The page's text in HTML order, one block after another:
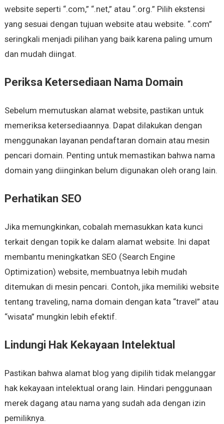
website seperti “.com,” “.net,” atau “.org.” Pilih ekstensi
yang sesuai dengan tujuan website atau website. “.com”
seringkali menjadi pilihan yang baik karena paling umum
dan mudah diingat.
Periksa Ketersediaan Nama Domain
Sebelum memutuskan alamat website, pastikan untuk
memeriksa ketersediaannya. Dapat dilakukan dengan
menggunakan layanan pendaftaran domain atau mesin
pencari domain. Penting untuk memastikan bahwa nama
domain yang diinginkan belum digunakan oleh orang lain.
Perhatikan SEO
Jika memungkinkan, cobalah memasukkan kata kunci
terkait dengan topik ke dalam alamat website. Ini dapat
membantu meningkatkan SEO (Search Engine
Optimization) website, membuatnya lebih mudah
ditemukan di mesin pencari. Contoh, jika memiliki website
tentang traveling, nama domain dengan kata “travel” atau
“wisata” mungkin lebih efektif.
Lindungi Hak Kekayaan Intelektual
Pastikan bahwa alamat blog yang dipilih tidak melanggar
hak kekayaan intelektual orang lain. Hindari penggunaan
merek dagang atau nama yang sudah ada dengan izin
pemiliknya.